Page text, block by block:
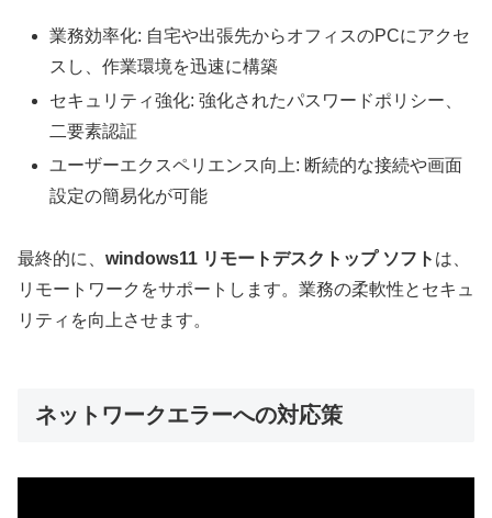
業務効率化: 自宅や出張先からオフィスのPCにアクセ
スし、作業環境を迅速に構築
セキュリティ強化: 強化されたパスワードポリシー、
二要素認証
ユーザーエクスペリエンス向上: 断続的な接続や画面
設定の簡易化が可能
最終的に、 windows11 リモートデスクトップ ソフト は、
リモートワークをサポートします。業務の柔軟性とセキュ
リティを向上させます。
ネットワークエラーへの対応策